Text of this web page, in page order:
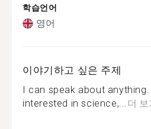
학습언어
영어
이야기하고 싶은 주제
I can speak about
interested in science,...더 보